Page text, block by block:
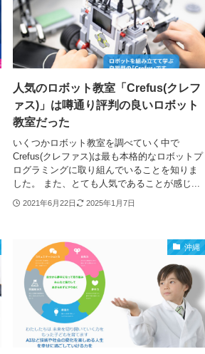
人気のロボット教室「Crefus(クレフ
ァス)」は噂通り評判の良いロボット
教室だった
いくつかロボット教室を調べていく中で
Crefus(クレファス)は最も本格的なロボットプ
ログラミングに取り組んでいることを知りま
した。 また、とても人気であることが感じ...
2021年6月22日 2025年1月7日
沖縄